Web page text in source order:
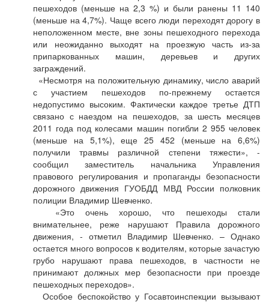
пешеходов (меньше на 2,3 %) и были ранены 11 140
(меньше на 4,7%). Чаще всего люди переходят дорогу в
неположенном месте, вне зоны пешеходного перехода
или неожиданно выходят на проезжую часть из-за
припаркованных машин, деревьев и других
заграждений.
«Несмотря на положительную динамику, число аварий
с участием пешеходов по-прежнему остается
недопустимо высоким. Фактически каждое третье ДТП
связано с наездом на пешеходов, за шесть месяцев
2011 года под колесами машин погибли 2 955 человек
(меньше на 5,1%), еще 25 452 (меньше на 6,6%)
получили травмы различной степени тяжести», -
сообщил заместитель начальника Управления
правового регулирования и пропаганды безопасности
дорожного движения ГУОБДД МВД России полковник
полиции Владимир Шевченко.
«Это очень хорошо, что пешеходы стали
внимательнее, реже нарушают Правила дорожного
движения, - отметил Владимир Шевченко. – Однако
остается много вопросов к водителям, которые зачастую
грубо нарушают права пешеходов, в частности не
принимают должных мер безопасности при проезде
пешеходных переходов».
Особое беспокойство у Госавтоинспекции вызывают